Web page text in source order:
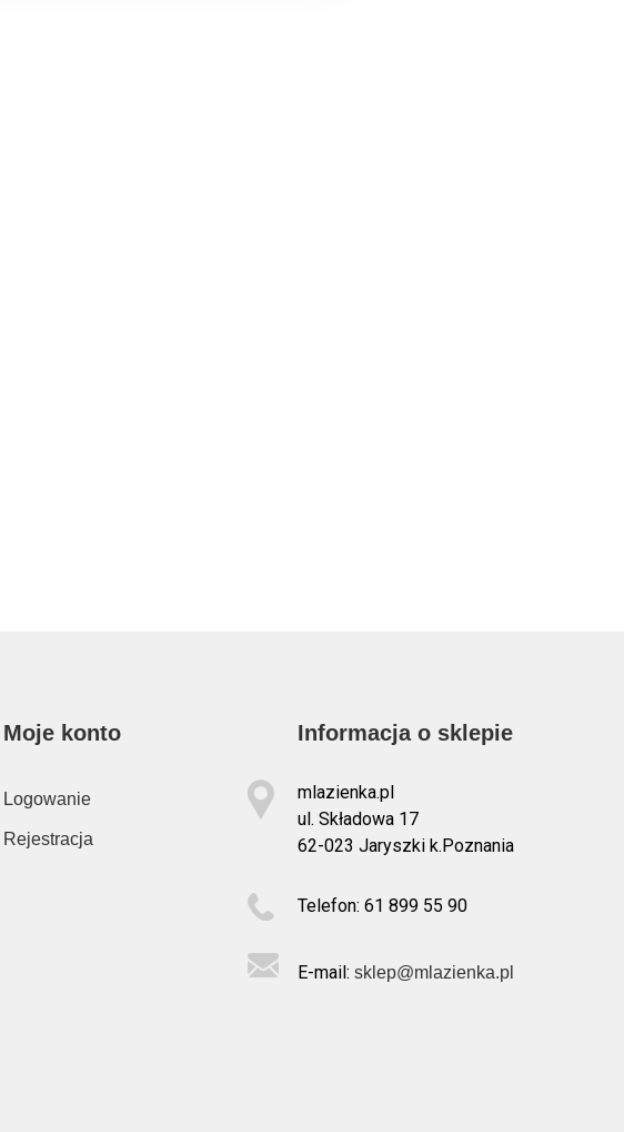
Moje konto
Logowanie
Rejestracja
Informacja o sklepie
mlazienka.pl
ul. Składowa 17
62-023 Jaryszki k.Poznania
Telefon: 61 899 55 90
E-mail: sklep@mlazienka.pl